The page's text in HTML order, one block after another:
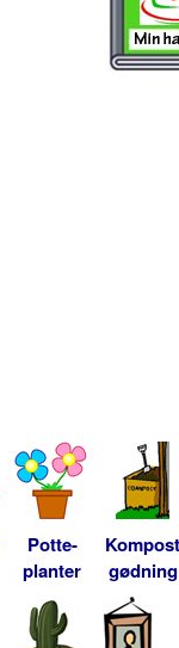
Potte-
planter
Kompost
gødning